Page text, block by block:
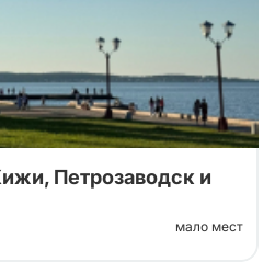
Петрозаводск и
мало мест